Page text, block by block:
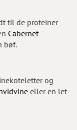
til de proteiner
Cabernet
bøf.
og
eller en let